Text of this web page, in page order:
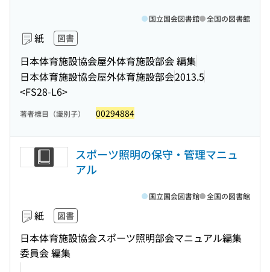
紙 図書
日本体育施設協会屋外体育施設部会 編集
日本体育施設協会屋外体育施設部会2013.5
<FS28-L6>
国立国会図書館 全国の図書館
著者標目（識別子） 00294884
スポーツ照明の保守・管理マニュ
アル
紙 図書
日本体育施設協会スポーツ照明部会マニュアル編集
委員会 編集
国立国会図書館 全国の図書館